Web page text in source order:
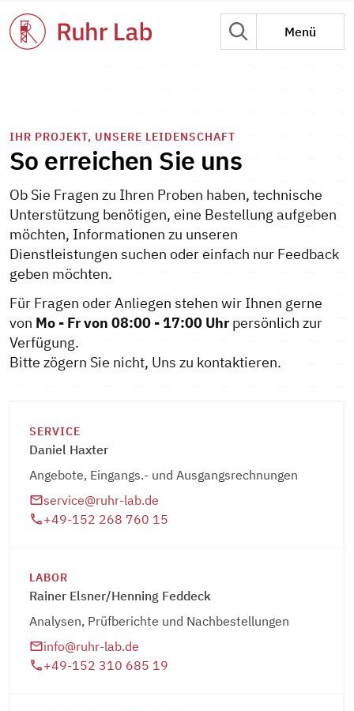
Menü
IHR PROJEKT, UNSERE LEIDENSCHAFT
So erreichen Sie uns
Ob Sie Fragen zu Ihren Proben haben, technische
Unterstützung benötigen, eine Bestellung aufgeben
möchten, Informationen zu unseren
Dienstleistungen suchen oder einfach nur Feedback
geben möchten.
Für Fragen oder Anliegen stehen wir Ihnen gerne
von Mo - Fr von 08:00 - 17:00 Uhr persönlich zur
Verfügung.
Bitte zögern Sie nicht, Uns zu kontaktieren.
SERVICE
Daniel Haxter
Angebote, Eingangs.- und Ausgangsrechnungen
service@ruhr-lab.de
+49-152 268 760 15
LABOR
Rainer Elsner/Henning Feddeck
Analysen, Prüfberichte und Nachbestellungen
info@ruhr-lab.de
+49-152 310 685 19